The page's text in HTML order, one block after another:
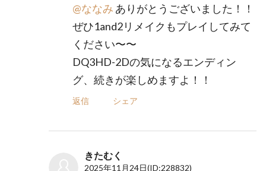
@ななみ ありがとうございました！！
ぜひ1and2リメイクもプレイしてみて
ください〜〜
DQ3HD-2Dの気になるエンディン
グ、続きが楽しめますよ！！
返信 シェア
きたむく
2025年11月24日(ID:228832)